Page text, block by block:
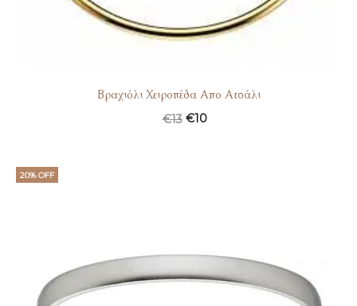
Βραχιόλι Χειροπέδα Απο Ατσάλι
€13 €10
20% OFF